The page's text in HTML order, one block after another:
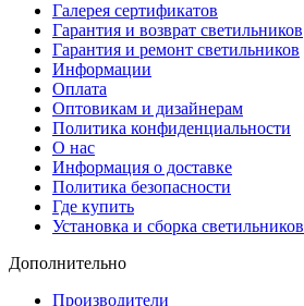
Галерея сертификатов
Гарантия и возврат светильников
Гарантия и ремонт светильников
Информации
Оплата
Оптовикам и дизайнерам
Политика конфиденциальности
О нас
Информация о доставке
Политика безопасности
Где купить
Установка и сборка светильников
Дополнительно
Производители